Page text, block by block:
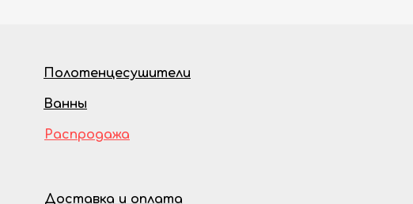
Доставка и оплата
Распродажа
Полотенцесушители
Ванны